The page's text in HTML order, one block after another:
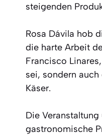
steigenden
Rosa Dávila hob
die harte Arbeit
Francisco
sei, sondern
Käser.
Die
gastronomische